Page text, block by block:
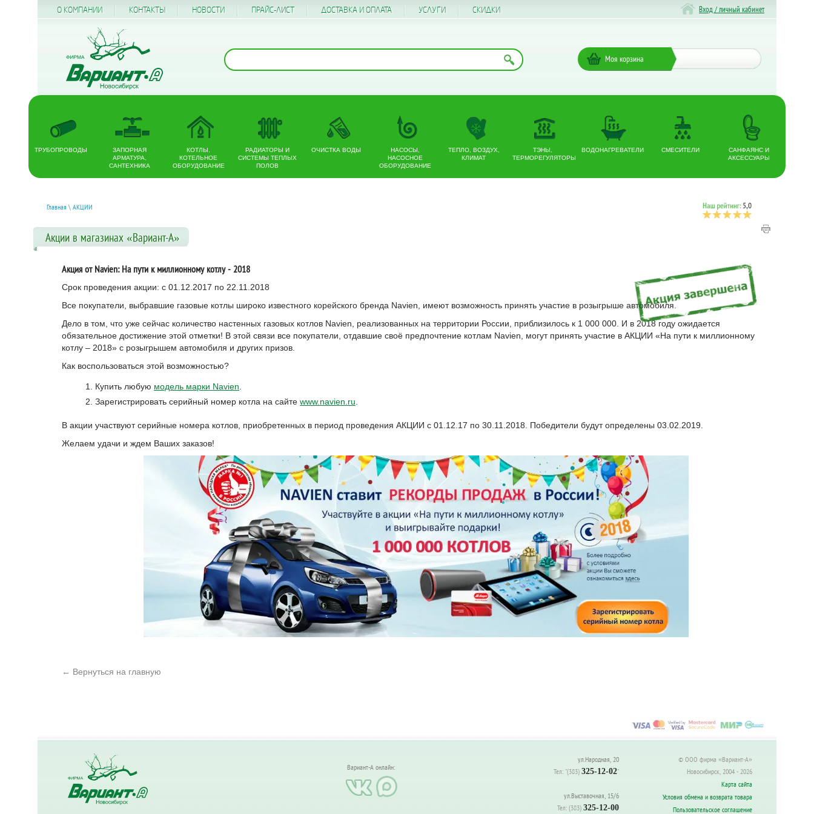
О КОМПАНИИ КОНТАКТЫ НОВОСТИ ПРАЙС-ЛИСТ ДОСТАВКА И ОПЛАТА УСЛУГИ CКИДКИ Вход / личный кабинет
Моя корзина
ТРУБОПРОВОДЫ
ЗАПОРНАЯ
АРМАТУРА,
САНТЕХНИКА
КОТЛЫ,
КОТЕЛЬНОЕ
ОБОРУДОВАНИЕ
РАДИАТОРЫ И
СИСТЕМЫ ТЕПЛЫХ
ПОЛОВ
ОЧИСТКА ВОДЫ
НАСОСЫ,
НАСОСНОЕ
ОБОРУДОВАНИЕ
ТЕПЛО, ВОЗДУХ,
КЛИМАТ
ТЭНЫ,
ТЕРМОРЕГУЛЯТОРЫ
ВОДОНАГРЕВАТЕЛИ СМЕСИТЕЛИ
САНФАЯНС И
АКСЕССУАРЫ
Главная \ АКЦИИ
Акции в магазинах «Вариант-А»
Акция от Navien: На пути к миллионному котлу - 2018
Срок проведения акции: с 01.12.2017 по 22.11.2018
Все покупатели, выбравшие газовые котлы широко известного корейского бренда Navien, имеют возможность принять участие в розыгрыше автомобиля.
Дело в том, что уже сейчас количество настенных газовых котлов Navien, реализованных на территории России, приблизилось к 1 000 000. И в 2018 году ожидается
обязательное достижение этой отметки! В этой связи все покупатели, отдавшие своё предпочтение котлам Navien, могут принять участие в АКЦИИ «На пути к миллионному
котлу – 2018» с розыгрышем автомобиля и других призов.
Как воспользоваться этой возможностью?
Купить любую модель марки Navien
Зарегистрировать серийный номер котла на сайте www.navien.ru
В акции участвуют серийные номера котлов, приобретенных в период проведения АКЦИИ с 01.12.17 по 30.11.2018. Победители будут определены 03.02.2019.
Желаем удачи и ждем Ваших заказов!
← Вернуться на главную
Вариант-А онлайн:
ул.Народная, 20
Тел: "(383) 325-12-02"
ул.Выставочная, 15/6
Тел: (383) 325-12-00
© ООО фирма «Вариант-А»
Новосибирск, 2004 - 2026
Карта сайта
Условия обмена и возврата товара
Пользовательское соглашение